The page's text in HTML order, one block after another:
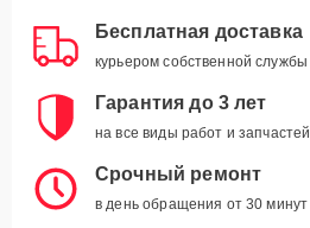
Бесплатная доставка
курьером собственной службы
Гарантия до 3 лет
на все виды работ и запчастей
Срочный ремонт
в день обращения от 30 минут